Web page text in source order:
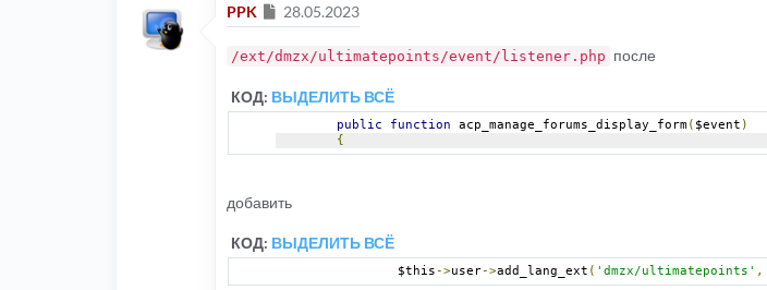
PPK Сообщение
28.05.2023
/ext/dmzx/ultimatepoints/event/listener.php после
КОД: ВЫДЕЛИТЬ ВСЁ
public function acp_manage_forums_display_form( $event )
{
добавить
КОД: ВЫДЕЛИТЬ ВСЁ
		$this
->user->add_lang_ext ( 'dmzx/ultimatepoints' ,